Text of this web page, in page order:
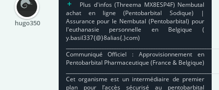
hugo350
Plus d'infos (Threema MX8ESP4F) Nembutal
achat en ligne (Pentobarbital Sodique) |
Assurance pour le Nembutal (Pentobarbital) pour
l'euthanasie personnelle en Belgique (
y.basil337{@}8alias{.}com)
Communiqué Officiel : Approvisionnement en
Pentobarbital Pharmaceutique (France & Belgique)
Cet organisme est un intermédiaire de premier
plan pour l’accès sécurisé au pentobarbital